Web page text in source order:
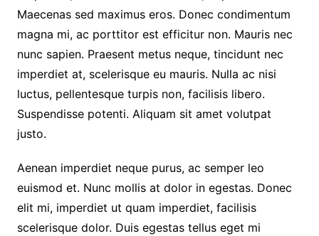
Maecenas sed maximus eros. Donec condimentum
magna mi, ac porttitor est efficitur non. Mauris nec
nunc sapien. Praesent metus neque, tincidunt nec
imperdiet at, scelerisque eu mauris. Nulla ac nisi
luctus, pellentesque turpis non, facilisis libero.
Suspendisse potenti. Aliquam sit amet volutpat
justo.
Aenean imperdiet neque purus, ac semper leo
euismod et. Nunc mollis at dolor in egestas. Donec
elit mi, imperdiet ut quam imperdiet, facilisis
scelerisque dolor. Duis egestas tellus eget mi